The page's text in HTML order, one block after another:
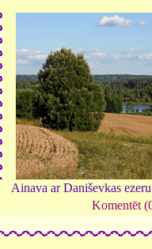
Ainava ar Daniševkas
Komentēt